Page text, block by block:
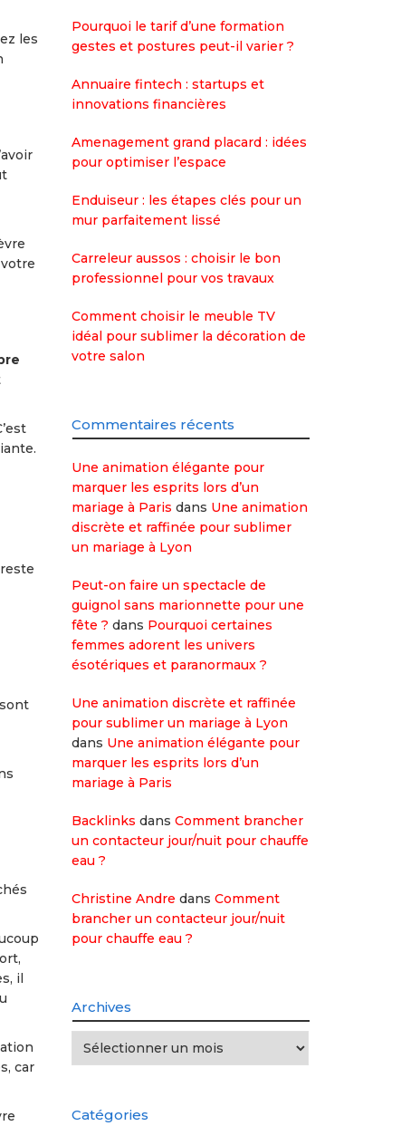
les
il
car
Pourquoi le tarif d’une formation
gestes et postures peut-il varier ?
Annuaire fintech : startups et
innovations financières
Amenagement grand placard : idées
pour optimiser l’espace
Enduiseur : les étapes clés pour un
mur parfaitement lissé
Carreleur aussos : choisir le bon
professionnel pour vos travaux
Comment choisir le meuble TV
idéal pour sublimer la décoration de
votre salon
Commentaires récents
Une animation élégante pour
marquer les esprits lors d’un
mariage à Paris dans Une animation
discrète et raffinée pour sublimer
un mariage à Lyon
Peut-on faire un spectacle de
guignol sans marionnette pour une
fête ? dans Pourquoi certaines
femmes adorent les univers
ésotériques et paranormaux ?
Une animation discrète et raffinée
pour sublimer un mariage à Lyon
dans Une animation élégante pour
marquer les esprits lors d’un
mariage à Paris
Backlinks dans Comment brancher
un contacteur jour/nuit pour chauffe
eau ?
Christine Andre dans Comment
brancher un contacteur jour/nuit
pour chauffe eau ?
Archives
Archives
Catégories